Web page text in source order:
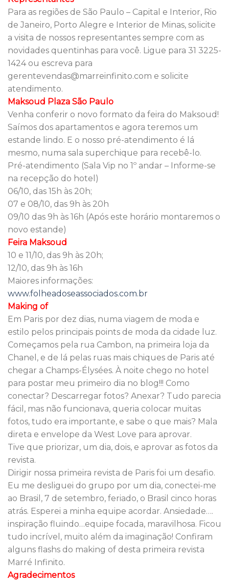
Para as regiões de São Paulo – Capital e Interior, Rio
de Janeiro, Porto Alegre e Interior de Minas, solicite
a visita de nossos representantes sempre com as
novidades quentinhas para você. Ligue para 31 3225-
1424 ou escreva para
gerentevendas@marreinfinito.com e solicite
atendimento.
Maksoud Plaza São Paulo
Venha conferir o novo formato da feira do Maksoud!
Saímos dos apartamentos e agora teremos um
estande lindo. E o nosso pré-atendimento é lá
mesmo, numa sala superchique para recebê-lo.
Pré-atendimento (Sala Vip no 1º andar – Informe-se
na recepção do hotel)
06/10, das 15h às 20h;
07 e 08/10, das 9h às 20h
09/10 das 9h às 16h (Após este horário montaremos o
novo estande)
Feira Maksoud
10 e 11/10, das 9h às 20h;
12/10, das 9h às 16h
Maiores informações:
www.folheadoseassociados.com.br
Making of
Em Paris por dez dias, numa viagem de moda e
estilo pelos principais points de moda da cidade luz.
Começamos pela rua Cambon, na primeira loja da
Chanel, e de lá pelas ruas mais chiques de Paris até
chegar a Champs-Élysées. À noite chego no hotel
para postar meu primeiro dia no blog!!! Como
conectar? Descarregar fotos? Anexar? Tudo parecia
fácil, mas não funcionava, queria colocar muitas
fotos, tudo era importante, e sabe o que mais? Mala
direta e envelope da West Love para aprovar.
Tive que priorizar, um dia, dois, e aprovar as fotos da
revista.
Dirigir nossa primeira revista de Paris foi um desafio.
Eu me desliguei do grupo por um dia, conectei-me
ao Brasil, 7 de setembro, feriado, o Brasil cinco horas
atrás. Esperei a minha equipe acordar. Ansiedade….
inspiração fluindo…equipe focada, maravilhosa. Ficou
tudo incrível, muito além da imaginação! Confiram
alguns flashs do making of desta primeira revista
Marré Infinito.
Agradecimentos